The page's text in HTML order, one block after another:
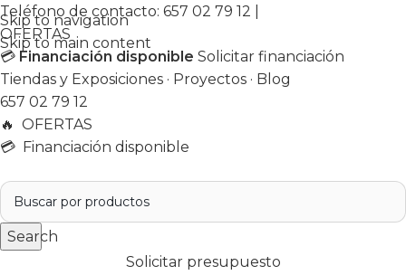
Skip to navigation
Skip to main content
Teléfono de contacto: 657 02 79 12
OFERTAS
💳 Financiación disponible Solicitar financiación
Tiendas y Exposiciones · Proyectos · Blog
657 02 79 12
🔥 OFERTAS
💳 Financiación disponible
Search
Solicitar presupuesto